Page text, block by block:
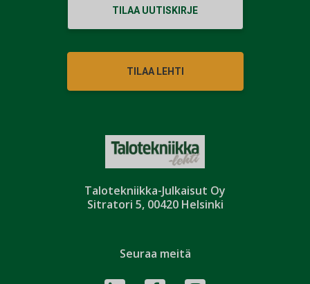
Talotekniikka-Julkaisut Oy
Sitratori 5, 00420 Helsinki
TILAA UUTISKIRJE
TILAA LEHTI
Seuraa meitä